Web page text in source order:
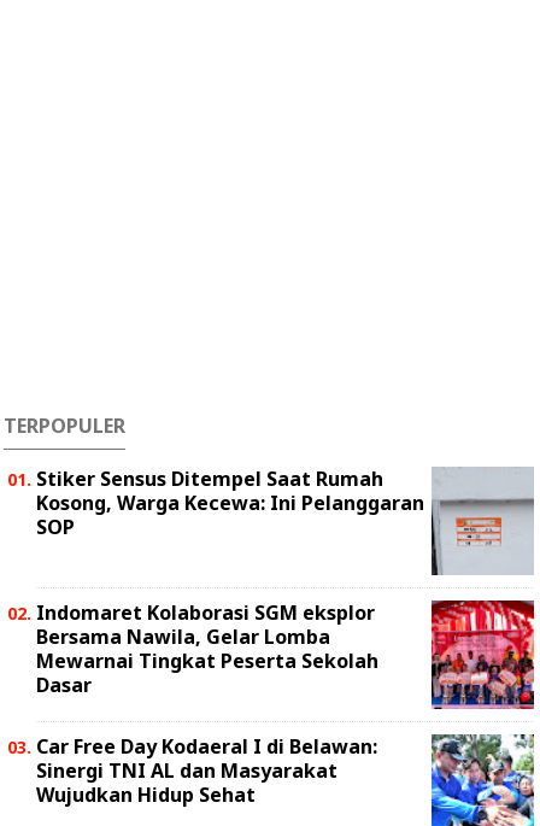
TERPOPULER
Stiker Sensus Ditempel Saat Rumah
Kosong, Warga Kecewa: Ini Pelanggaran
SOP
Indomaret Kolaborasi SGM eksplor
Bersama Nawila, Gelar Lomba
Mewarnai Tingkat Peserta Sekolah
Dasar
Car Free Day Kodaeral I di Belawan:
Sinergi TNI AL dan Masyarakat
Wujudkan Hidup Sehat